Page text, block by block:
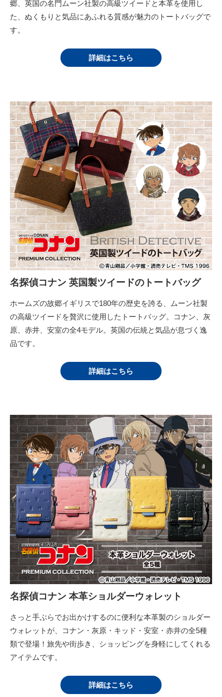
郷、英国の名門ムーン社製の高級ツイードと本革を使用し
た、ぬくもりと気品にあふれる質感が魅力のトートバッグで
す。
詳細はこちら
名探偵コナン 英国製ツイードのトートバッグ
ホームズの故郷イギリスで180年の歴史を誇る、ムーン社製
の高級ツイードを贅沢に使用したトートバッグ。コナン、灰
原、赤井、安室の全4モデル。英国の伝統と気品が息づく逸
品です。
詳細はこちら
名探偵コナン 本革ショルダーウォレット
さっと手ぶらでお出かけするのに便利な本革製のショルダー
ウォレットが、コナン・灰原・キッド・安室・赤井の全5種
類で登場！旅先や街歩き、ショッピングを身軽にしてくれる
アイテムです。
詳細はこちら